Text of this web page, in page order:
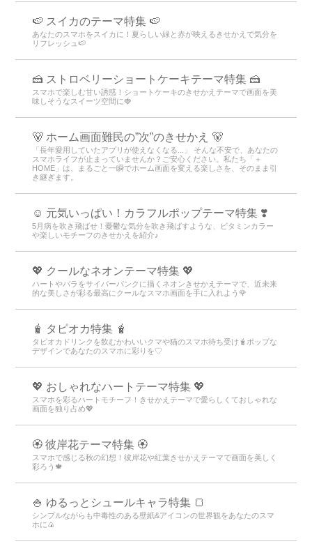
🍉 スイカのテーマ特集 🍉
あなたのスマホをスイカに！夏らしい緑と赤が映えるきせかえで気分を
リフレッシュ🍉
🍰 ストロベリーショートケーキテーマ特集 🍰
スマホで楽しむ甘い誘惑！ショートケーキのきせかえテーマで画面を美
味しそうなスイーツ空間に🍓
🐻 ホーム画面難民の”次”のきせかえ 🐻
「長年愛用していたアプリが使えなくなる...」 そんな不安で、あなたの
スマホライフが止まっていませんか？ご安心ください。私たち「＋
HOME」は、まるごと一瞬でホーム画面を変える楽しさを、そのまま引
き継ぎます。
☺️ 元気いっぱい！カラフルポップテーマ特集 ❣️
5月病を吹き飛ばせ！憂鬱な気分を吹き飛ばすような、ビタミンカラー
や楽しいモチーフのきせかえを紹介♪
💖 クールなネオンテーマ特集 💖
ハートやバラをサイバーパンクに描くネオンきせかえテーマで、近未来
的な美しさが彩る最高にクールなスマホ画面を手に入れよう🌹
🧋 タピオカ特集 🧋
タピオカドリンクを飲むかわいいクマや猫のスマホ待ち受け🧋ポップな
デザインであなたのスマホに彩りを♡
💖 おしゃれなハートテーマ特集 💖
スマホを彩るハートモチーフ！きせかえテーマで愛らしくておしゃれな
画面を独り占め💖
🏵 彼岸花テーマ特集 🏵
スマホで感じる秋の幻想！彼岸花や紅葉きせかえテーマで画面を美しく
彩ろう🍁
🍚 ゆるっとシュールキャラ特集 🍞
シンプルながらも中毒性のある壁紙&アイコンの世界観をあなたのスマ
ホに🍙